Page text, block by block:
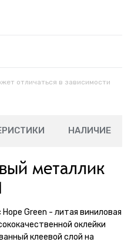
отличаться в зависимости
НАЛИЧИЕ
металлик
Green - литая виниловая
оклейки
клеевой слой на